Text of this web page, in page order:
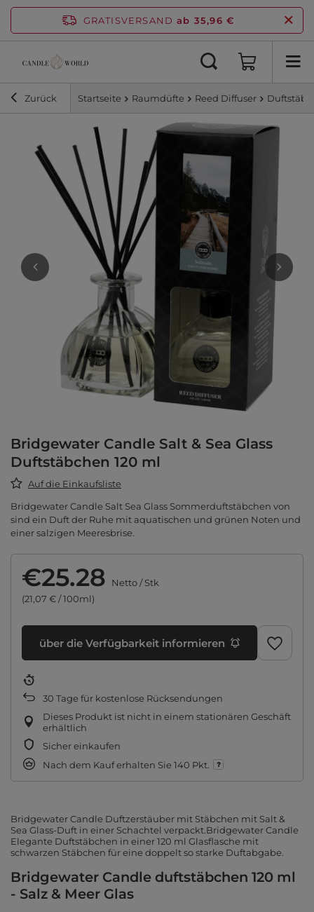
GRATISVERSAND ab 35,96 €
Zurück Startseite Raumdüfte Reed Diffuser
Bridgewater Candle Salt & Sea Glass
Duftstäbchen 120 ml
Auf die Einkaufsliste
Bridgewater Candle Salt Sea Glass Sommerduftstäbchen von
sind ein Duft der Ruhe mit aquatischen und grünen Noten und
einer salzigen Meeresbrise.
€25.28 Netto/Stk
(21,07 € / 100ml)
über die Verfügbarkeit informieren
30 Tage für kostenlose Rücksendungen
Dieses Produkt ist nicht in einem stationären Geschäft
erhältlich
Sicher einkaufen
Nach dem Kauf erhalten Sie 140 Pkt.
Bridgewater Candle Duftzerstäuber mit Stäbchen mit Salt &
Sea Glass-Duft in einer Schachtel verpackt.Bridgewater Candle
Elegante Duftstäbchen in einer 120 ml Glasflasche mit
schwarzen Stäbchen für eine doppelt so starke Duftabgabe.
Bridgewater Candle duftstäbchen 120 ml
- Salz & Meer Glas